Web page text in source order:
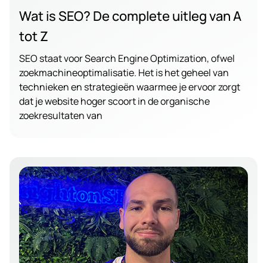
Wat is SEO? De complete uitleg van A
tot Z
SEO staat voor Search Engine Optimization, ofwel
zoekmachineoptimalisatie. Het is het geheel van
technieken en strategieën waarmee je ervoor zorgt
dat je website hoger scoort in de organische
zoekresultaten van